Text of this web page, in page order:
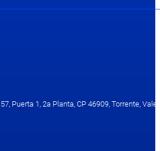
Puerta 1, 2a Planta, CP 46909, Torrente,